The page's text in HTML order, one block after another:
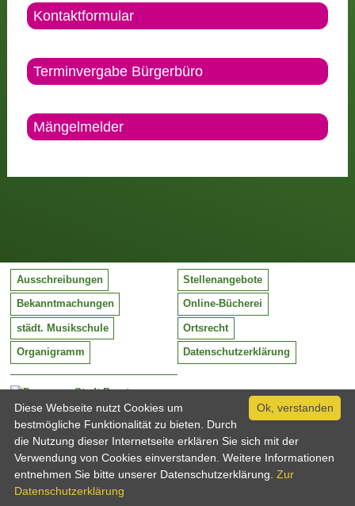
Kontaktformular
Terminvergabe Bürgerbüro
Mängelmelder
Stadt Barntrup
Mittelstraße 38
32683 Barntrup
Tel:
Email:
05263 / 409-0
info@barntrup.de
Ausschreibungen Stellenangebote
Bekanntmachungen Online-Bücherei
städt. Musikschule Ortsrecht
Organigramm Datenschutzerklärung
Ok, verstanden
Diese Webseite nutzt Cookies um
bestmögliche Funktionalität zu bieten. Durch
die Nutzung dieser Internetseite erklären Sie sich mit der
Verwendung von Cookies einverstanden. Weitere Informationen
entnehmen Sie bitte unserer Datenschutzerklärung. Zur
Datenschutzerklärung